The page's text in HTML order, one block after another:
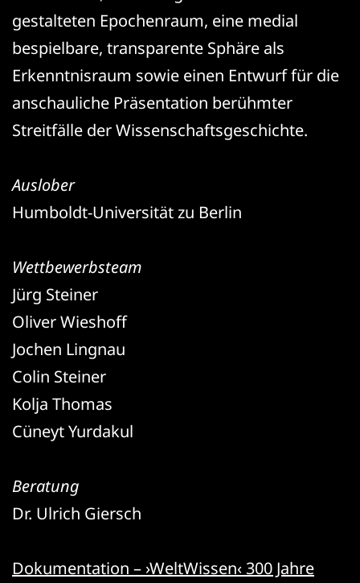
gestalteten Epochenraum, eine medial
bespielbare, transparente Sphäre als
Erkenntnisraum sowie einen Entwurf für die
anschauliche Präsentation berühmter
Streitfälle der Wissenschaftsgeschichte.
Auslober
Humboldt-Universität zu Berlin
Wettbewerbsteam
Jürg Steiner
Oliver Wieshoff
Jochen Lingnau
Colin Steiner
Kolja Thomas
Cüneyt Yurdakul
Beratung
Dr. Ulrich Giersch
Dokumentation – ›WeltWissen‹ 300 Jahre